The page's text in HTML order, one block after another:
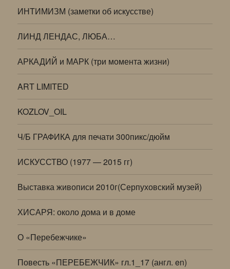
ИНТИМИЗМ (заметки об искусстве)
ЛИНД ЛЕНДАС, ЛЮБА…
АРКАДИЙ и МАРК (три момента жизни)
ART LIMITED
KOZLOV_OIL
Ч/Б ГРАФИКА для печати 300пикс/дюйм
ИСКУССТВО (1977 — 2015 гг)
Выставка живописи 2010г(Серпуховский музей)
ХИСАРЯ: около дома и в доме
О «Перебежчике»
Повесть «ПЕРЕБЕЖЧИК» гл.1_17 (англ. en)